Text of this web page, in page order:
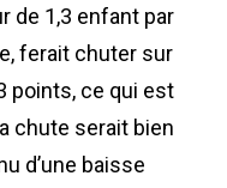
de 1,3 enfant par
ferait chuter sur
points, ce qui est
chute serait bien
d’une baisse